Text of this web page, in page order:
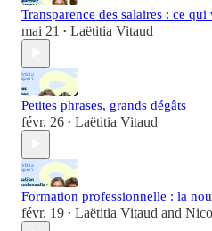
Transparence des salaires : ce qui
mai 21 • Laëtitia Vitaud
Petites phrases, grands dégâts
févr. 26 • Laëtitia Vitaud
Formation professionnelle : la
févr. 19 • Laëtitia Vitaud and